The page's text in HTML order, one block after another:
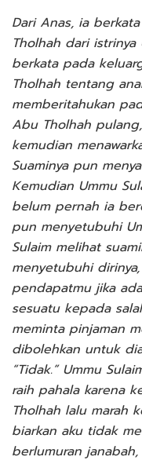
Dari Anas, ia
Tholhah dari istrinya
berkata pada
Tholhah tentang
memberitahukan
Abu Tholhah
kemudian
Suaminya pun
Kemudian Ummu
belum pernah ia
pun menyetubuhi
Sulaim melihat
menyetubuhi
pendapatmu jika
sesuatu kepada
meminta pinjaman
dibolehkan untuk
“Tidak.” Ummu
raih pahala karena
Tholhah lalu marah
biarkan aku tidak
berlumuran